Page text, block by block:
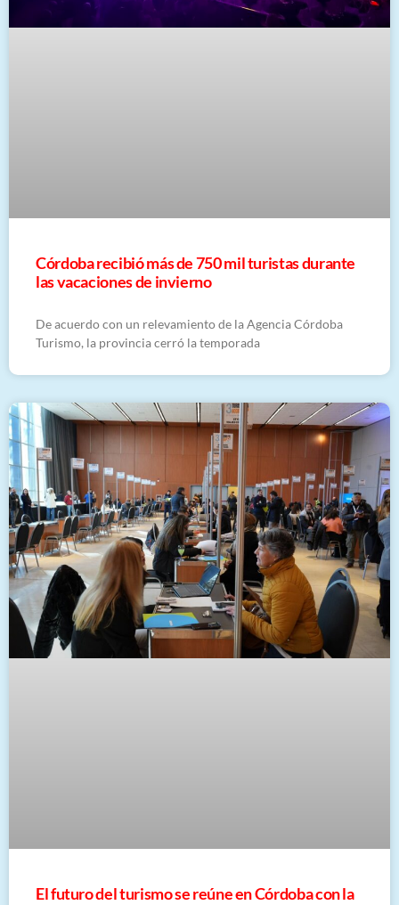
Córdoba recibió más de 750 mil turistas durante
las vacaciones de invierno
De acuerdo con un relevamiento de la Agencia Córdoba
Turismo, la provincia cerró la temporada
El futuro del turismo se reúne en Córdoba con la